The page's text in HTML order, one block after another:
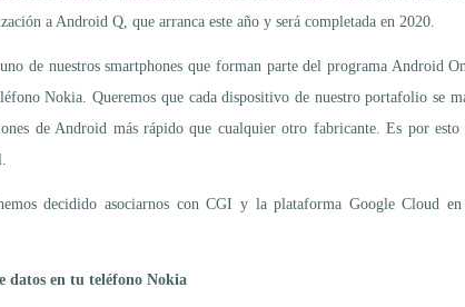
a Android Q, que arranca este año y será completada en 2020.
de nuestros smartphones que forman parte del programa Android
Nokia. Queremos que cada dispositivo de nuestro portafolio se
de Android más rápido que cualquier otro fabricante. Es por
decidido asociarnos con CGI y la plataforma Google Cloud en
datos en tu teléfono Nokia